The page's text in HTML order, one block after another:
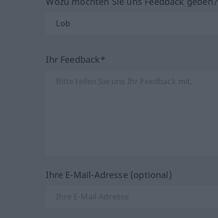
Ihr Feedback*
Ihre E-Mail-Adresse (optional)